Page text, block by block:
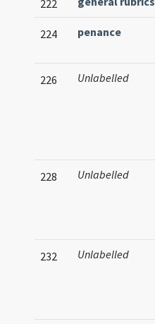
222
224 penance
226 Unlabelled
228 Unlabelled
232 Unlabelled